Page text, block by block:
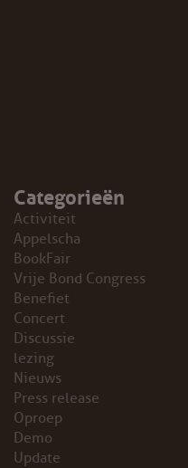
Categorieën
Activiteit
Appelscha
BookFair
Vrije Bond Congress
Benefiet
Concert
Discussie
lezing
Nieuws
Press release
Oproep
Demo
Update